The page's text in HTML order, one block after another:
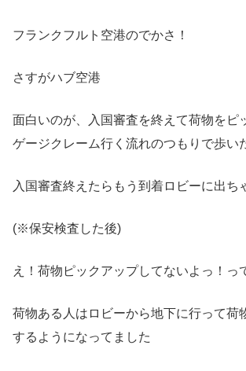
フランクフルト空港のでかさ！
さすがハブ空港
面白いのが、入国審査を終えて荷物をピ
ゲージクレーム行く流れのつもりで歩い
入国審査終えたらもう到着ロビーに出ち
(※保安検査した後)
え！荷物ピックアップしてないよっ！っ
荷物ある人はロビーから地下に行って荷
するようになってました